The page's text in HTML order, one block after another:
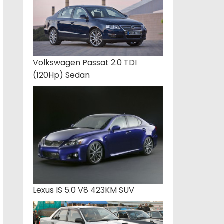
Volkswagen Passat 2.0 TDI
(120Hp) Sedan
Lexus IS 5.0 V8 423KM SUV